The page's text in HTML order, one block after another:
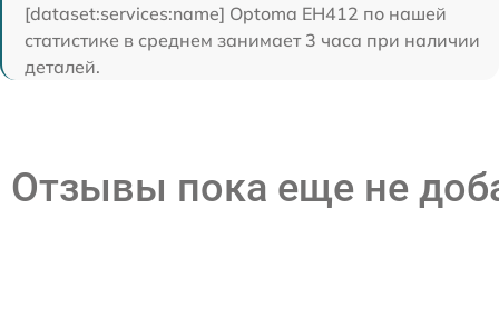
[dataset:services:name] Optoma EH412 по нашей
статистике в среднем занимает 3 часа при наличии
деталей.
Отзывы пока еще не